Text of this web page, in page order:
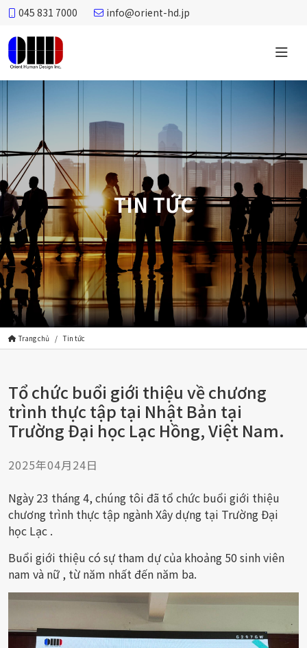
045 831 7000 info@orient-hd.jp
TIN TỨC
Trang chủ Tin tức
Tổ chức buổi giới thiệu về chương
trình thực tập tại Nhật Bản tại
Trường Đại học Lạc Hồng, Việt Nam.
2025年04月24日
Ngày 23 tháng 4, chúng tôi đã tổ chức buổi giới thiệu
chương trình thực tập ngành Xây dựng tại Trường Đại
học Lạc .
Buổi giới thiệu có sự tham dự của khoảng 50 sinh viên
nam và nữ , từ năm nhất đến năm ba.